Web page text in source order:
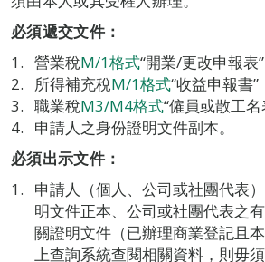
必須遞交文件：
營業稅M/1格式“開業/更改申報表
所得補充稅M/1格式“收益申報書”
職業稅M3/M4格式“僱員或散工名
申請人之身份證明文件副本。
必須出示文件：
申請人（個人、公司或社團代表
明文件正本、公司或社團代表之
關證明文件（已辦理商業登記且
上查詢系統查閱相關資料，則毋